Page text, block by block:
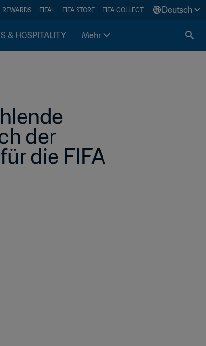
REWARDS FIFA+ FIFA STORE FIFA COLLECT Deutsch
& HOSPITALITY Mehr
der
die FIFA